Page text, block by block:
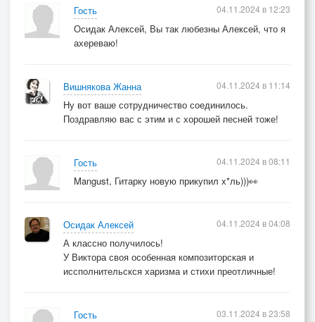
Гость
Осидак Алексей, Вы так любезны Алексей, что я
ахереваю!
04.11.2024 в 12:23
Вишнякова Жанна
Ну вот ваше сотрудничество соединилось.
Поздравляю вас с этим и с хорошей песней тоже!
04.11.2024 в 11:14
Гость
Mangust, Гитарку новую прикупил х*ль)))👀
04.11.2024 в 08:11
Осидак Алексей
А классно получилось!
У Виктора своя особенная композиторская и
иссполнительскся харизма и стихи преотличные!
04.11.2024 в 04:08
Гость
03.11.2024 в 23:58